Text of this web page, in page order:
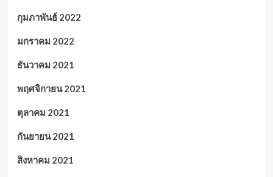
กุมภาพันธ์ 2022
มกราคม 2022
ธันวาคม 2021
พฤศจิกายน 2021
ตุลาคม 2021
กันยายน 2021
สิงหาคม 2021